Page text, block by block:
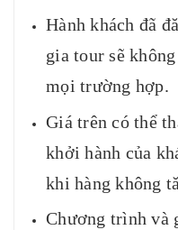
Hành khách đã
gia tour sẽ
mọi trường hợp.
Giá trên có thể
khởi hành của
khi hàng không
Chương trình và